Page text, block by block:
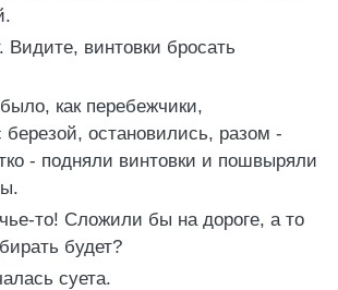
Видите, винтовки бросать
как перебежчики,
остановились, разом -
- подняли винтовки и пошвыряли
то! Сложили бы на дороге, а то
будет?
суета.